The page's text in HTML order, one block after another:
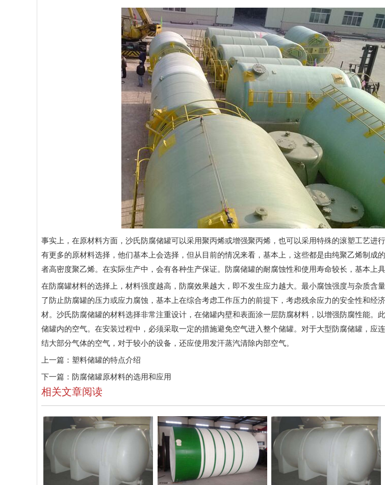
事实上，在原材料方面，沙氏防腐储罐可以采用聚丙烯或增强聚丙烯，也可以采用特殊的滚塑工艺进
有更多的原材料选择，他们基本上会选择，但从目前的情况来看，基本上，这些都是由纯聚乙烯制成
者高密度聚乙烯。在实际生产中，会有各种生产保证。防腐储罐的耐腐蚀性和使用寿命较长，基本上具
在防腐罐材料的选择上，材料强度越高，防腐效果越大，即不发生应力越大。最小腐蚀强度与杂质含
了防止防腐罐的压力或应力腐蚀，基本上在综合考虑工作压力的前提下，考虑残余应力的安全性和经
材。沙氏防腐储罐的材料选择非常注重设计，在储罐内壁和表面涂一层防腐材料，以增强防腐性能。
储罐内的空气。在安装过程中，必须采取一定的措施避免空气进入整个储罐。对于大型防腐储罐，应
结大部分气体的空气，对于较小的设备，还应使用发汗蒸汽清除内部空气。
上一篇： 塑料储罐的特点介绍
下一篇： 防腐储罐原材料的选用和应用
相关文章阅读